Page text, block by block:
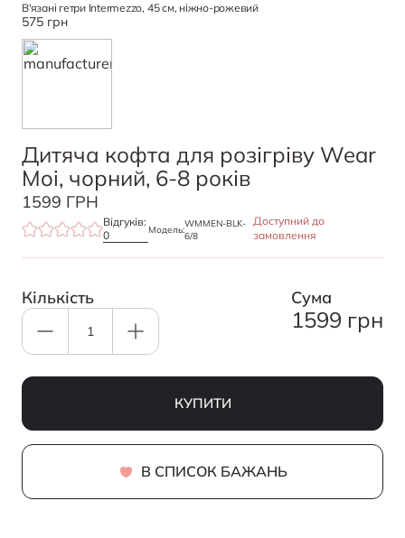
В'язані гетри Intermezzo, 45 см, ніжно-рожевий
575 грн
Дитяча кофта для розігріву Wear
Moi, чорний, 6-8 років
1599 ГРН
Відгуків:
0
Модель:
WMMEN-BLK-
6/8
Доступний до
замовлення
Кількість Cума
1599 грн
КУПИТИ
В СПИСОК БАЖАНЬ